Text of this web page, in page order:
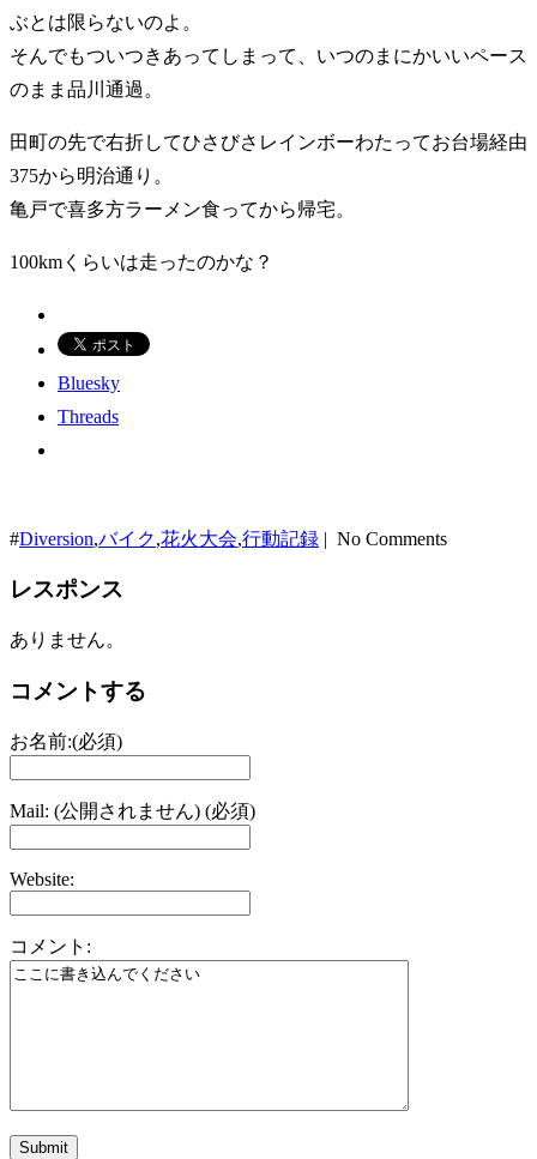
ぶとは限らないのよ。
そんでもついつきあってしまって、いつのまにかいいペース
のまま品川通過。
田町の先で右折してひさびさレインボーわたってお台場経由
375から明治通り。
亀戸で喜多方ラーメン食ってから帰宅。
100kmくらいは走ったのかな？
Bluesky
Threads
#Diversion,バイク,花火大会,行動記録 | No Comments
レスポンス
ありません。
コメントする
お名前:(必須)
Mail: (公開されません) (必須)
Website:
コメント: